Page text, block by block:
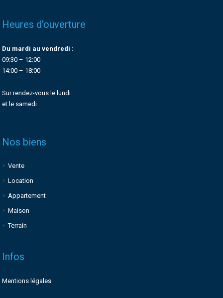
Heures d’ouverture
Du mardi au vendredi :
09:30 – 12:00
14:00 – 18:00
Sur rendez-vous le lundi
et le samedi
Nos biens
Vente
Location
Appartement
Maison
Terrain
Infos
Mentions légales